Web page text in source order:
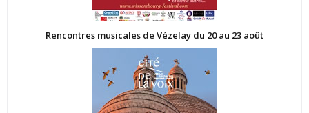
Rencontres musicales de Vézelay du 20 au 23 août